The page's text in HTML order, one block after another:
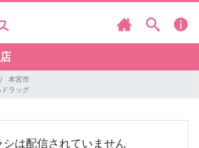
本宮市
ドラッグ
シは配信されていません